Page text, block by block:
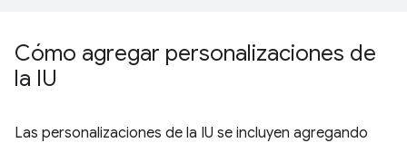
Cómo agregar personalizaciones de
la IU
Las personalizaciones de la IU se incluyen agregando